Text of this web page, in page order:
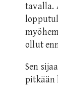
tavalla.
ollut
Sen
pitkään